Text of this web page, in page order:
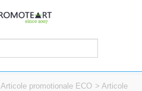
Articole promotionale ECO > Articole